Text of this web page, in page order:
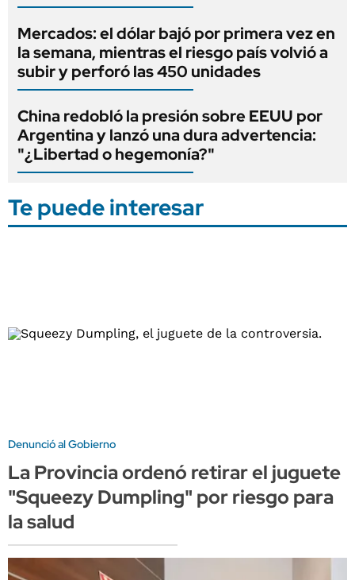
Mercados: el dólar bajó por primera vez en
la semana, mientras el riesgo país volvió a
subir y perforó las 450 unidades
China redobló la presión sobre EEUU por
Argentina y lanzó una dura advertencia:
"¿Libertad o hegemonía?"
Te puede interesar
Denunció al Gobierno
La Provincia ordenó retirar el juguete
"Squeezy Dumpling" por riesgo para
la salud